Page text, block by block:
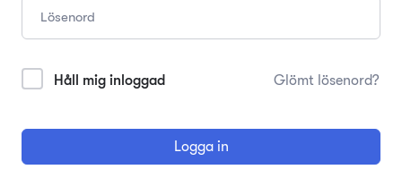
Håll mig inloggad Glömt lösenord?
Logga in